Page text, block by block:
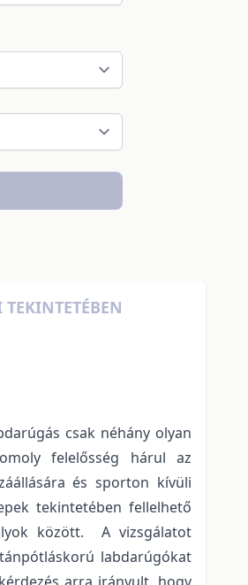
csak néhány olyan
felelősség hárul az
és sporton kívüli
tekintetében fellelhető
között. A vizsgálatot
labdarúgókat